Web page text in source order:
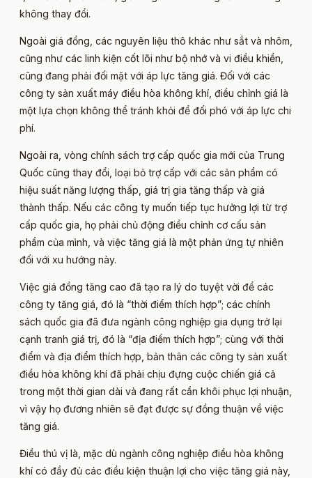
không thay đổi.
Ngoài giá đồng, các nguyên liệu thô khác như sắt và nhôm,
cũng như các linh kiện cốt lõi như bộ nhớ và vi điều khiển,
cũng đang phải đối mặt với áp lực tăng giá. Đối với các
công ty sản xuất máy điều hòa không khí, điều chỉnh giá là
một lựa chọn không thể tránh khỏi để đối phó với áp lực chi
phí.
Ngoài ra, vòng chính sách trợ cấp quốc gia mới của Trung
Quốc cũng thay đổi, loại bỏ trợ cấp với các sản phẩm có
hiệu suất năng lượng thấp, giá trị gia tăng thấp và giá
thành thấp. Nếu các công ty muốn tiếp tục hưởng lợi từ trợ
cấp quốc gia, họ phải chủ động điều chỉnh cơ cấu sản
phẩm của mình, và việc tăng giá là một phản ứng tự nhiên
đối với xu hướng này.
Việc giá đồng tăng cao đã tạo ra lý do tuyệt vời để các
công ty tăng giá, đó là “thời điểm thích hợp”; các chính
sách quốc gia đã đưa ngành công nghiệp gia dụng trở lại
cạnh tranh giá trị, đó là “địa điểm thích hợp”; cùng với thời
điểm và địa điểm thích hợp, bản thân các công ty sản xuất
điều hòa không khí đã phải chịu đựng cuộc chiến giá cả
trong một thời gian dài và đang rất cần khôi phục lợi nhuận,
vì vậy họ đương nhiên sẽ đạt được sự đồng thuận về việc
tăng giá.
Điều thú vị là, mặc dù ngành công nghiệp điều hòa không
khí có đầy đủ các điều kiện thuận lợi cho việc tăng giá này,